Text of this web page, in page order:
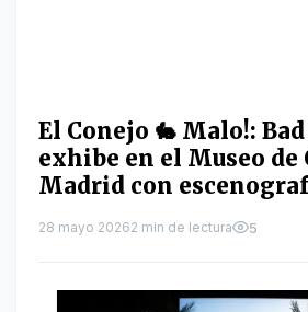
El Conejo 🐇 Malo!:
exhibe en el Museo de
Madrid con
28 mayo 20262 min de lectura 5